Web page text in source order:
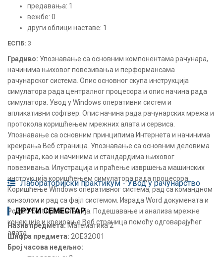
предавања: 1
вежбе: 0
други облици наставе: 1
ЕСПБ: 3
Градиво: Упознавање са основним компонентама рачунара,
начинима њиховог повезивања и перформансама
рачунарског система. Опис основног скупа инструкција
симулатора рада централног процесора и опис начина рада
симулатора. Увод у Windows оперативни систем и
апликативни софтвер. Опис начина рада рачунарских мрежа и
протокола коришћењем мрежних алата и сервиса.
Упознавање са основним принципима Интернета и начинима
креирања Веб страница. Упознавање са основним деловима
рачунара, као и начинима и стандардима њиховог
повезивања. Илустрација и праћење извршења машинских
инструкција коришћењем симулатора рада процесора.
Коришћење Windows оперативног система, рад са командном
конзолом и рад са фајл системом. Израда Word докумената и
PowerPoint презентација. Подешавање и анализа мрежне
конекције и креирање Веб страница помоћу одговарајућег
алата.
Лабораторијски практикум - Увод у рачунарство
ДРУГИ СЕМЕСТАР
Назив предмета:Математика 2
Шифра предмета: 2ОЕЗ2О01
Број часова недељно: